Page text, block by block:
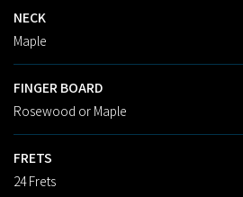
NECK
Maple
FINGER BOARD
Rosewood or Maple
FRETS
24 Frets